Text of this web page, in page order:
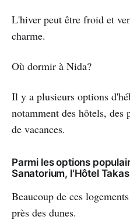
L'hiver peut être froid et
charme.
Où dormir à Nida?
Il y a plusieurs options
notamment des hôtels, des
de vacances.
Parmi les options
Sanatorium, l'Hôtel
Beaucoup de ces
près des dunes.